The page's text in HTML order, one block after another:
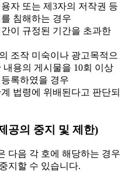
자 또는 제3자의 저작권 등
침해하는 경우
이 규정된 기간을 초과한
조작 미숙이나 광고목적으
내용의 게시물을 10회 이상
록하였을 경우
법령에 위배된다고 판단되
공의 중지 및 제한)
다음 각 호에 해당하는 경우
지할 수 있습니다.